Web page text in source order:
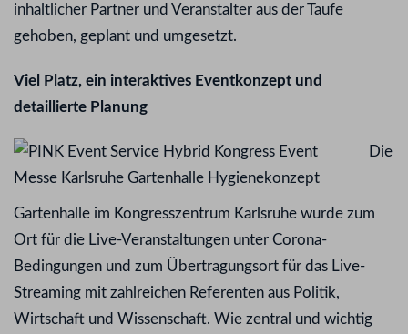
inhaltlicher Partner und Veranstalter aus der Taufe
gehoben, geplant und umgesetzt.
Viel Platz, ein interaktives Eventkonzept und
detaillierte Planung
Die
Gartenhalle im Kongresszentrum Karlsruhe wurde zum
Ort für die Live-Veranstaltungen unter Corona-
Bedingungen und zum Übertragungsort für das Live-
Streaming mit zahlreichen Referenten aus Politik,
Wirtschaft und Wissenschaft. Wie zentral und wichtig